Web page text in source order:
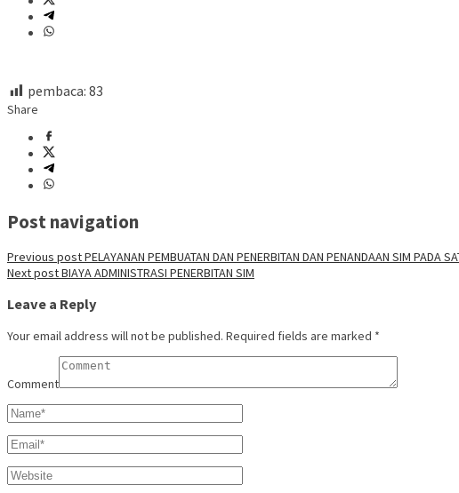
pembaca: 83
Share
Post navigation
Previous postPELAYANAN PEMBUATAN DAN PENERBITAN DAN PENANDAAN SIM PADA
Next postBIAYA ADMINISTRASI PENERBITAN SIM
Leave a Reply
Your email address will not be published. Required fields are marked *
Comment